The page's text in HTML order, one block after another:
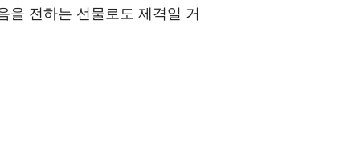
을 전하는 선물로도 제격일 거